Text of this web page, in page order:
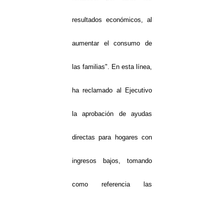
resultados económicos, al
aumentar el consumo de
las familias". En esta línea,
ha reclamado al Ejecutivo
la aprobación de ayudas
directas para hogares con
ingresos bajos, tomando
como referencia las